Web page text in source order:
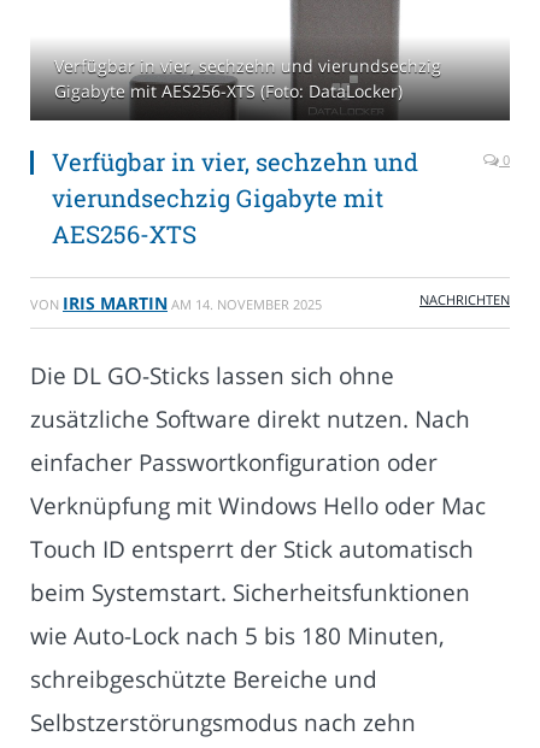
Verfügbar in vier, sechzehn und vierundsechzig
Gigabyte mit AES256-XTS (Foto: DataLocker)
Verfügbar in vier, sechzehn und
vierundsechzig Gigabyte mit
AES256-XTS
0
VON IRIS MARTIN AM 14. NOVEMBER 2025 NACHRICHTEN
Die DL GO-Sticks lassen sich ohne
zusätzliche Software direkt nutzen. Nach
einfacher Passwortkonfiguration oder
Verknüpfung mit Windows Hello oder Mac
Touch ID entsperrt der Stick automatisch
beim Systemstart. Sicherheitsfunktionen
wie Auto-Lock nach 5 bis 180 Minuten,
schreibgeschützte Bereiche und
Selbstzerstörungsmodus nach zehn